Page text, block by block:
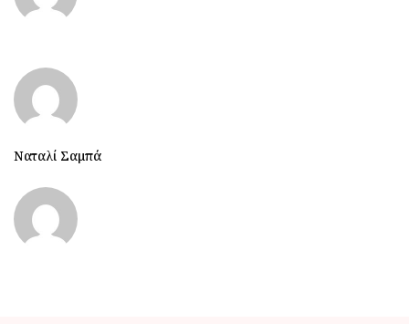
Ναταλί Σαμπά